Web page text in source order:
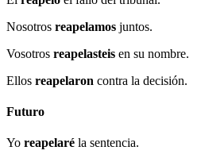
Nosotros reapelamos juntos.
Vosotros reapelasteis en su nombre.
Ellos reapelaron contra la decisión.
Futuro
Yo reapelaré la sentencia.